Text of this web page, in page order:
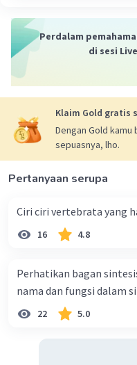
Perdalam
di sesi
Klaim Gold gratis
Dengan Gold kamu
sepuasnya, lho.
Pertanyaan serupa
Ciri ciri vertebrata yang
16 4.8
Perhatikan bagan sintesis
nama dan fungsi dalam
22 5.0